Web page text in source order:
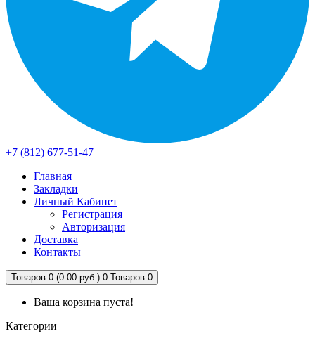
+7 (812) 677-51-47
Главная
Закладки
Личный Кабинет
Регистрация
Авторизация
Доставка
Контакты
Товаров 0 (0.00 руб.) 0 Товаров 0
Ваша корзина пуста!
Категории